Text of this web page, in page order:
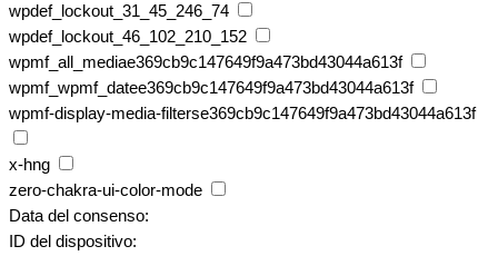
wpdef_lockout_31_45_246_74
wpdef_lockout_46_102_210_152
wpmf_all_mediae369cb9c147649f9a473bd43044a613f
wpmf_wpmf_datee369cb9c147649f9a473bd43044a613f
wpmf-display-media-filterse369cb9c147649f9a473bd43044a613f
x-hng
zero-chakra-ui-color-mode
Data del consenso:
ID del dispositivo: